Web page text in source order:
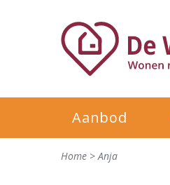
Aanbod
Home >Anja